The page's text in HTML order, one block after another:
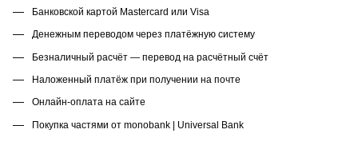
Банковской картой Mastercard или Visa
Денежным переводом через платёжную систему
Безналичный расчёт — перевод на расчётный счёт
Наложенный платёж при получении на почте
Онлайн-оплата на сайте
Покупка частями от monobank | Universal Bank